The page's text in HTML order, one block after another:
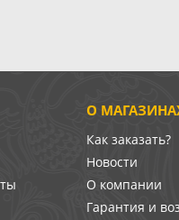
О
Как заказать?
Новости
О компании
Гарантия и